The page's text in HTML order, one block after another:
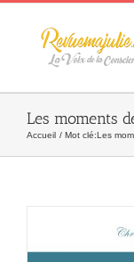
Skip
Les moments
Accueil Mot clé:Les